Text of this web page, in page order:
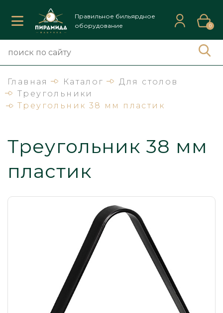
Правильное бильярдное
оборудование
0
Главная Каталог
Для столов
Треугольники
Треугольник 38 мм пластик
Треугольник 38 мм
пластик